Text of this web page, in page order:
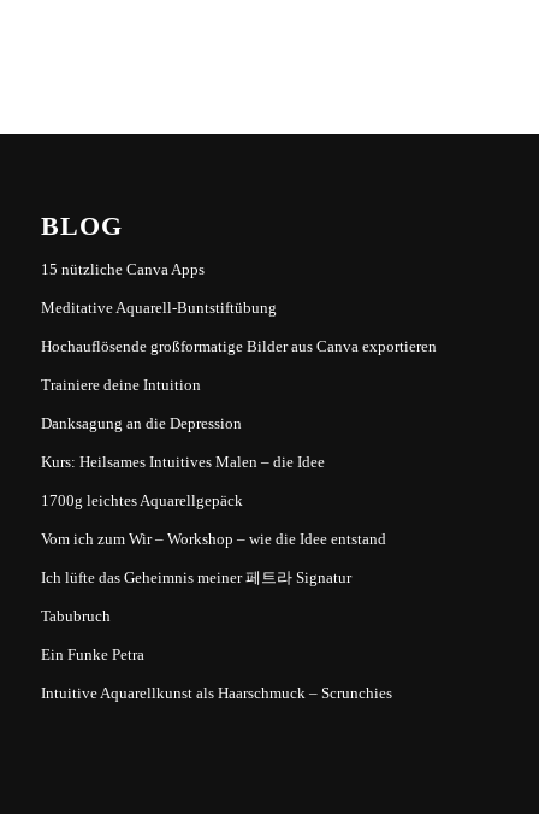
BLOG
15 nützliche Canva Apps
Meditative Aquarell-Buntstiftübung
Hochauflösende großformatige Bilder aus Canva exportieren
Trainiere deine Intuition
Danksagung an die Depression
Kurs: Heilsames Intuitives Malen – die Idee
1700g leichtes Aquarellgepäck
Vom ich zum Wir – Workshop – wie die Idee entstand
Ich lüfte das Geheimnis meiner 페트라 Signatur
Tabubruch
Ein Funke Petra
Intuitive Aquarellkunst als Haarschmuck – Scrunchies